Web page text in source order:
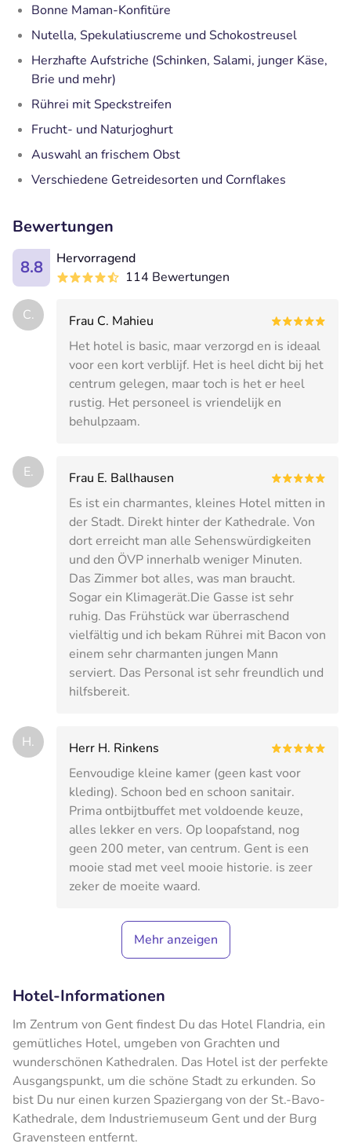
Bonne Maman-Konfitüre
Nutella, Spekulatiuscreme und Schokostreusel
Herzhafte Aufstriche (Schinken, Salami, junger Käse,
Brie und mehr)
Rührei mit Speckstreifen
Frucht- und Naturjoghurt
Auswahl an frischem Obst
Verschiedene Getreidesorten und Cornflakes
Bewertungen
8.8
Hervorragend
114 Bewertungen
C.
Frau C. Mahieu
Het hotel is basic, maar verzorgd en is ideaal
voor een kort verblijf. Het is heel dicht bij het
centrum gelegen, maar toch is het er heel
rustig. Het personeel is vriendelijk en
behulpzaam.
E.
Frau E. Ballhausen
Es ist ein charmantes, kleines Hotel mitten in
der Stadt. Direkt hinter der Kathedrale. Von
dort erreicht man alle Sehenswürdigkeiten
und den ÖVP innerhalb weniger Minuten.
Das Zimmer bot alles, was man braucht.
Sogar ein Klimagerät.Die Gasse ist sehr
ruhig. Das Frühstück war überraschend
vielfältig und ich bekam Rührei mit Bacon von
einem sehr charmanten jungen Mann
serviert. Das Personal ist sehr freundlich und
hilfsbereit.
H.
Herr H. Rinkens
Eenvoudige kleine kamer (geen kast voor
kleding). Schoon bed en schoon sanitair.
Prima ontbijtbuffet met voldoende keuze,
alles lekker en vers. Op loopafstand, nog
geen 200 meter, van centrum. Gent is een
mooie stad met veel mooie historie. is zeer
zeker de moeite waard.
Mehr anzeigen
Hotel-Informationen
Im Zentrum von Gent findest Du das Hotel Flandria, ein
gemütliches Hotel, umgeben von Grachten und
wunderschönen Kathedralen. Das Hotel ist der perfekte
Ausgangspunkt, um die schöne Stadt zu erkunden. So
bist Du nur einen kurzen Spaziergang von der St.-Bavo-
Kathedrale, dem Industriemuseum Gent und der Burg
Gravensteen entfernt.